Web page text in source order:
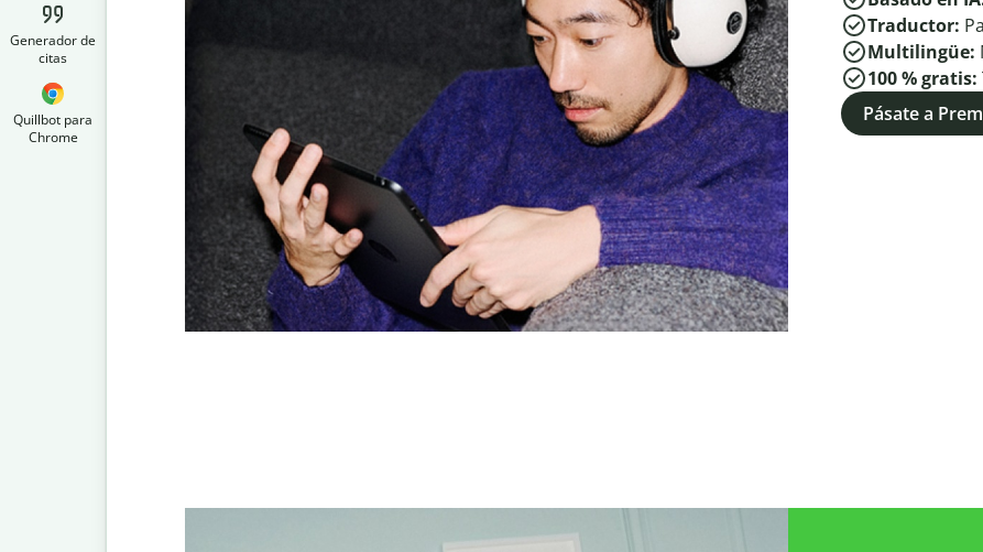
Generador de
citas
Quillbot para
Chrome
Traductor:
Multilingüe:
100 % gratis:
Pásate a